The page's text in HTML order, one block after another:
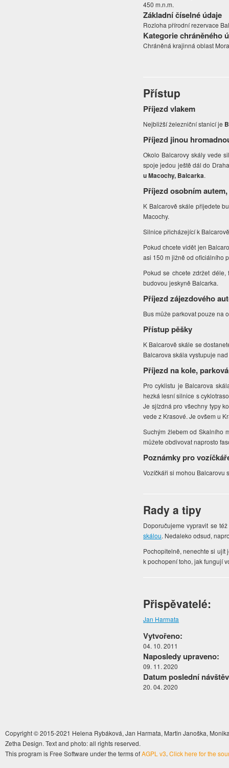
450 m.n.m.
Základní číselné údaje
Rozloha přírodní rezervace
Kategorie chráněného
Chráněná krajinná oblast
Přístup
Příjezd vlakem
Nejbližší železniční stanicí je
Příjezd jinou
Okolo Balcarovy skály vede
spoje jedou ještě dál do
u Macochy, Balcarka.
Příjezd osobním
K Balcarově skále přijedete
Macochy.
Silnice přicházející k
Pokud chcete vidět jen
asi 150 m jižně od oficiálního
Pokud se chcete zdržet
budovou jeskyně Balcarka.
Příjezd zájezdového
Bus může parkovat pouze na
Přístup pěšky
K Balcarově skále se
Balcarova skála vystupuje
Příjezd na kole,
Pro cyklistu je Balcarova
hezká lesní silnice s
Je sjízdná pro všechny typy
vede z Krasové. Je ovšem u
Suchým žlebem od Skalního
můžete obdivovat naprosto
Poznámky pro
Vozíčkáři si mohou Balcarovu
Rady a tipy
Doporučujeme vypravit se
skálou. Nedaleko odsud,
Pochopitelně, nenechte si
k pochopení toho, jak fungují
Přispěvatelé:
Jan Harmata
Vytvořeno:
04. 10. 2011
Naposledy upraveno:
09. 11. 2020
Datum poslední
20. 04. 2020
Copyright © 2015-2021 Helena Rybáková, Jan Harmata, Martin Janoška,
Zetha Design. Text and photo: all rights reserved.
This program is Free Software under the terms ofAGPL v3. Click here for the